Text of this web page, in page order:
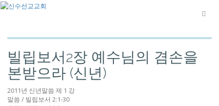
빌립보서2장 예수님의 겸손을
본받으라 (신년)
2011년 신년말씀 제 1 강
말씀 / 빌립보서 2:1-30